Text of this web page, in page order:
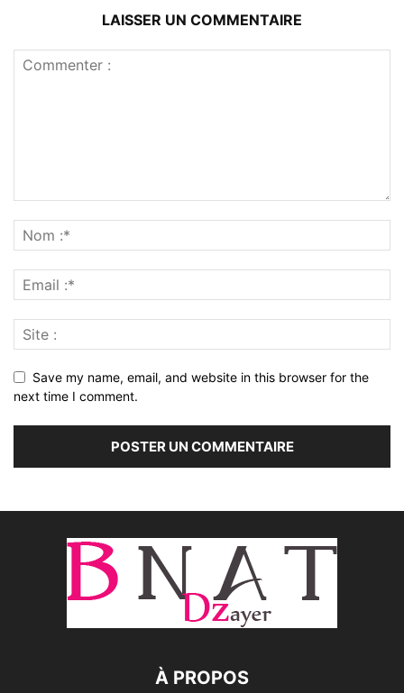
LAISSER UN COMMENTAIRE
Save my name, email, and website in this browser for the
next time I comment.
À PROPOS